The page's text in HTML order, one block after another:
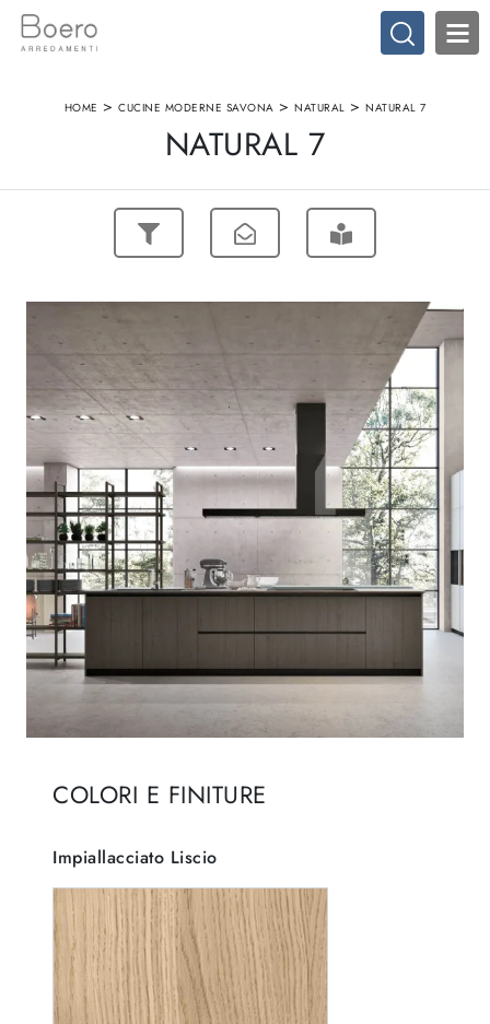
HOME > CUCINE MODERNE SAVONA > NATURAL > NATURAL 7
NATURAL 7
COLORI E FINITURE
Impiallacciato Liscio